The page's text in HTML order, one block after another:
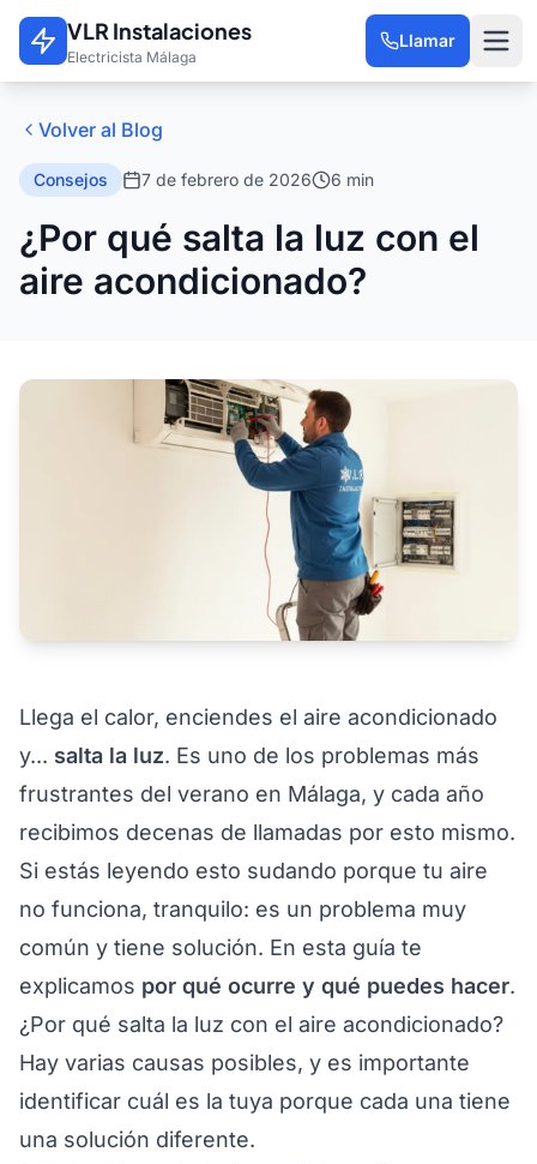
Saltar al contenido principal
VLR Instalaciones
Electricista Málaga
Llamar
Electricistas en Málaga · 24 h
Servicios
Nosotros
English
Volver al Blog
Consejos 7 de febrero de 2026 6 min
¿Por qué salta la luz con el
aire acondicionado?
Llega el calor, enciendes el aire acondicionado
y... salta la luz. Es uno de los problemas más
frustrantes del verano en Málaga, y cada año
recibimos decenas de llamadas por esto mismo.
Si estás leyendo esto sudando porque tu aire
no funciona, tranquilo: es un problema muy
común y tiene solución. En esta guía te
explicamos por qué ocurre y qué puedes hacer.
¿Por qué salta la luz con el aire acondicionado?
Hay varias causas posibles, y es importante
identificar cuál es la tuya porque cada una tiene
una solución diferente.